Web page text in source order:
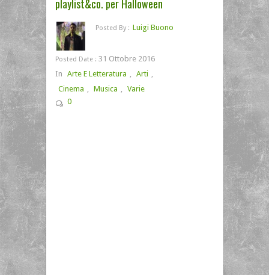
playlist&co. per Halloween
Posted By : Luigi Buono
Posted Date : 31 Ottobre 2016
In Arte E Letteratura , Arti ,
Cinema , Musica , Varie
0